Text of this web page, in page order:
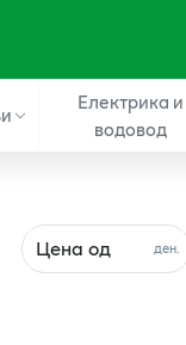
Електрика и
водовод
ден.
Цена од